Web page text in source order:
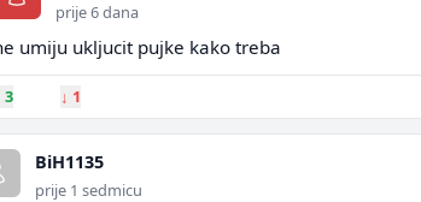
prije 6 dana
umiju ukljucit pujke kako treba
3 ↓ 1
BiH1135
prije 1 sedmicu